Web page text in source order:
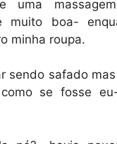
uma
muito boa-
minha roupa.
sendo safado
se fosse